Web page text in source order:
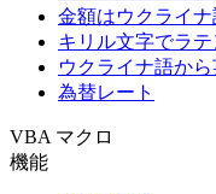
金額はウクライ
キリル文字でラ
ウクライナ語か
為替レート
VBA マクロ
機能